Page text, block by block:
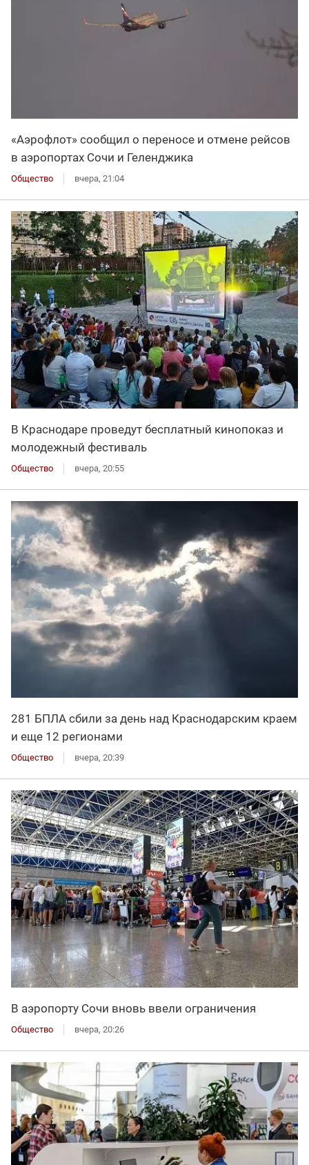
«Аэрофлот» сообщил о переносе и отмене рейсов
в аэропортах Сочи и Геленджика
Общество вчера, 21:04
В Краснодаре проведут бесплатный кинопоказ и
молодежный фестиваль
Общество вчера, 20:55
281 БПЛА сбили за день над Краснодарским краем
и еще 12 регионами
Общество вчера, 20:39
В аэропорту Сочи вновь ввели ограничения
Общество вчера, 20:26